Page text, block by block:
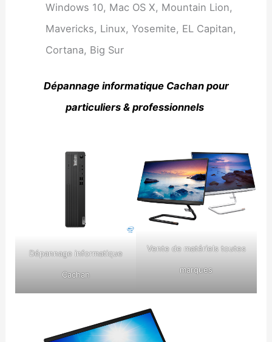
Windows 10, Mac OS X, Mountain Lion,
Mavericks, Linux, Yosemite, EL Capitan,
Cortana, Big Sur
Dépannage informatique Cachan pour
particuliers & professionnels
Dépannage informatique
Cachan
Vente de matériels toutes
marques